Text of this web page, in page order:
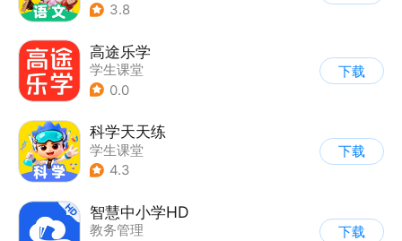
3.8
高途乐学
学生课堂
0.0
下载
科学天天练
学生课堂
4.3
下载
智慧中小学HD
教务管理
下载